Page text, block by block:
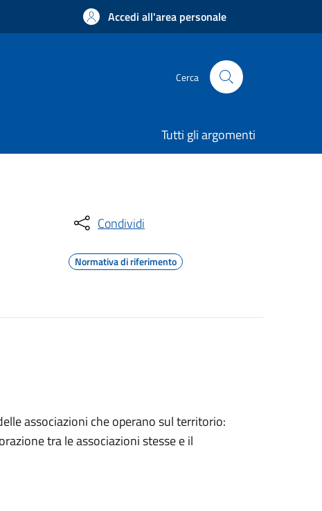
Accedi all'area personale
Cerca
Tutti gli argomenti
Condividi
Normativa di riferimento
associazioni che operano sul territorio:
tra le associazioni stesse e il